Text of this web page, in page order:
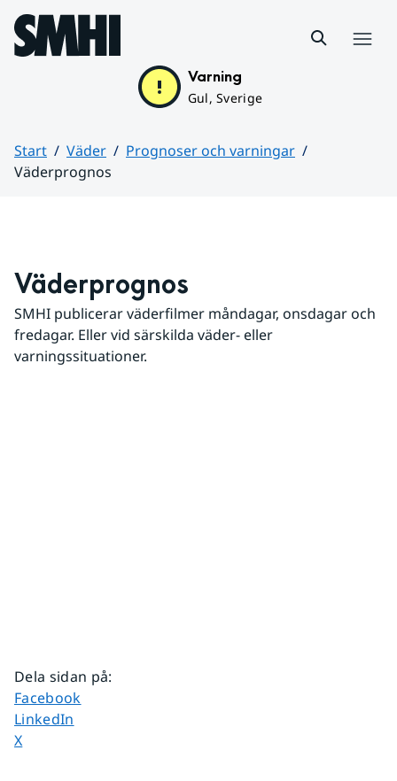
Hoppa till sidans innehåll
Varning
Gul, Sverige
Start Väder
Prognoser och varningar
Väderprognos
Väderprognos
SMHI publicerar väderfilmer måndagar, onsdagar och
fredagar. Eller vid särskilda väder- eller
varningssituationer.
Dela sidan på:
Dela sidan på
Facebook
Dela sidan på
LinkedIn
Dela sidan på
X